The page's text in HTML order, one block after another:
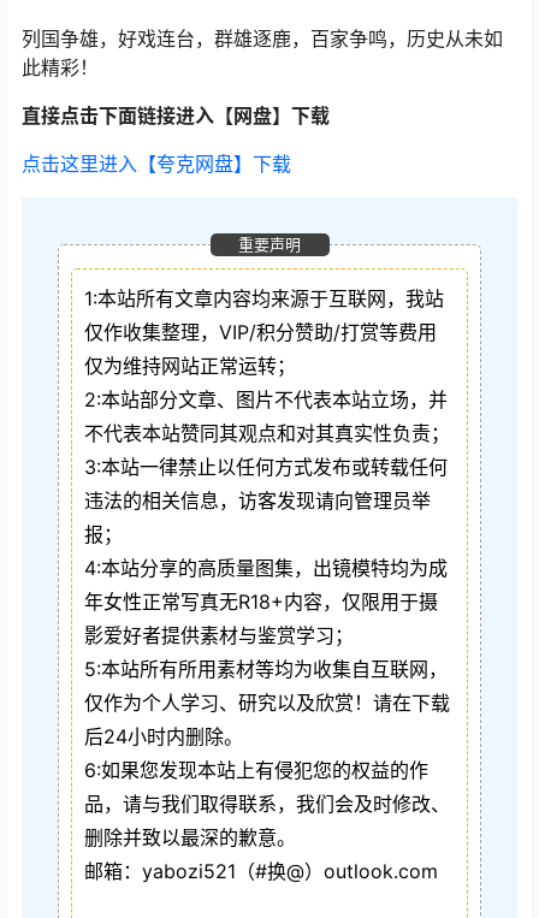
列国争雄，好戏连台，群雄逐鹿，百家争鸣，历史从未如
此精彩！
直接点击下面链接进入【网盘】下载
点击这里进入【夸克网盘】下载
重要声明
1:本站所有文章内容均来源于互联网，我站
仅作收集整理，VIP/积分赞助/打赏等费用
仅为维持网站正常运转；
2:本站部分文章、图片不代表本站立场，并
不代表本站赞同其观点和对其真实性负责；
3:本站一律禁止以任何方式发布或转载任何
违法的相关信息，访客发现请向管理员举
报；
4:本站分享的高质量图集，出镜模特均为成
年女性正常写真无R18+内容，仅限用于摄
影爱好者提供素材与鉴赏学习；
5:本站所有所用素材等均为收集自互联网，
仅作为个人学习、研究以及欣赏！请在下载
后24小时内删除。
6:如果您发现本站上有侵犯您的权益的作
品，请与我们取得联系，我们会及时修改、
删除并致以最深的歉意。
邮箱：yabozi521（#换@）outlook.com